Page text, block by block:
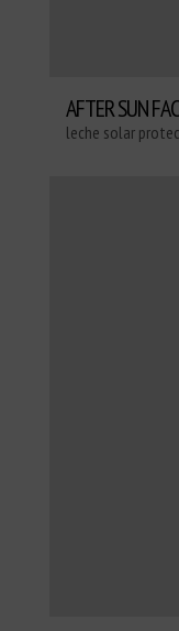
AFTER SUN
leche solar